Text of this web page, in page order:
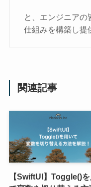
と、エンジニアの
仕組みを構築し提
関連記事
【SwiftUI】Toggle()